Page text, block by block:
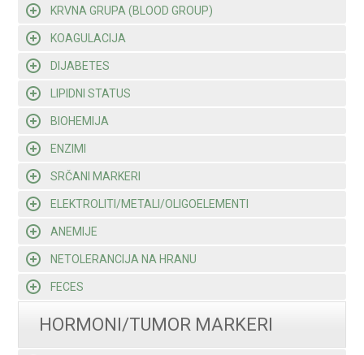
KRVNA GRUPA (BLOOD GROUP)
KOAGULACIJA
DIJABETES
LIPIDNI STATUS
BIOHEMIJA
ENZIMI
SRČANI MARKERI
ELEKTROLITI/METALI/OLIGOELEMENTI
ANEMIJE
NETOLERANCIJA NA HRANU
FECES
HORMONI/TUMOR MARKERI